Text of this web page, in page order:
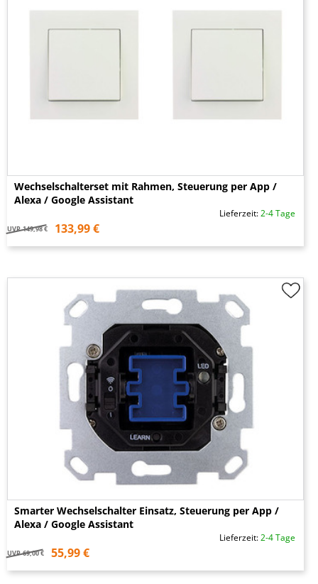
Wechselschalterset mit Rahmen, Steuerung per App /
Alexa / Google Assistant
Lieferzeit:2-4 Tage
UVP 149,98 € 133,99 €
Smarter Wechselschalter Einsatz, Steuerung per App /
Alexa / Google Assistant
Lieferzeit:2-4 Tage
UVP 69,00 € 55,99 €